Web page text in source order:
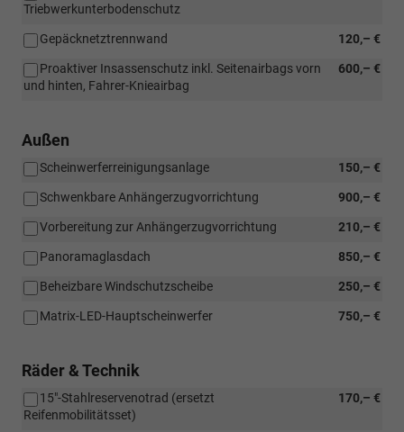
Triebwerkunterbodenschutz
120,– €
Gepäcknetztrennwand
600,– €
Proaktiver Insassenschutz inkl. Seitenairbags vorn
und hinten, Fahrer-Knieairbag
Außen
150,– €
Scheinwerferreinigungsanlage
900,– €
Schwenkbare Anhängerzugvorrichtung
210,– €
Vorbereitung zur Anhängerzugvorrichtung
850,– €
Panoramaglasdach
250,– €
Beheizbare Windschutzscheibe
750,– €
Matrix-LED-Hauptscheinwerfer
Räder & Technik
170,– €
15"-Stahlreservenotrad (ersetzt
Reifenmobilitätsset)